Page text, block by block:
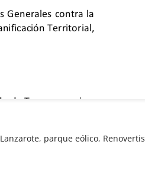
Lanzarote, parque eólico, Renovertis